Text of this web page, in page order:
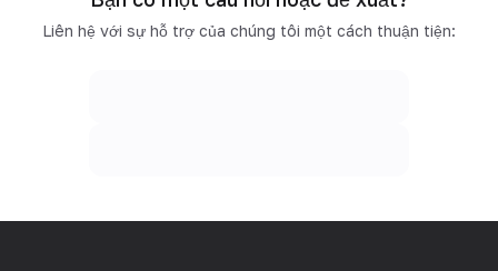
Liên hệ với sự hỗ trợ của chúng tôi một cách thuận tiện: